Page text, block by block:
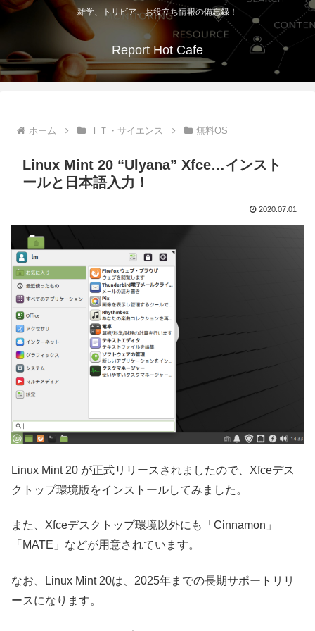
雑学、トリビア、お役立ち情報の備忘録！
Report Hot Cafe
ホーム ＩＴ・サイエンス 無料OS
Linux Mint 20 “Ulyana” Xfce…インスト
ールと日本語入力！
2020.07.01
Linux Mint 20 が正式リリースされましたので、Xfceデス
クトップ環境版をインストールしてみました。
また、Xfceデスクトップ環境以外にも「Cinnamon」
「MATE」などが用意されています。
なお、Linux Mint 20は、2025年までの長期サポートリリ
ースになります。